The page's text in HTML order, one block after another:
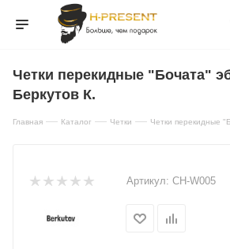
Четки перекидные "Бочата"
Беркутов К.
Главная — Каталог — Четки — Четки перекидные
Артикул: CH-W005